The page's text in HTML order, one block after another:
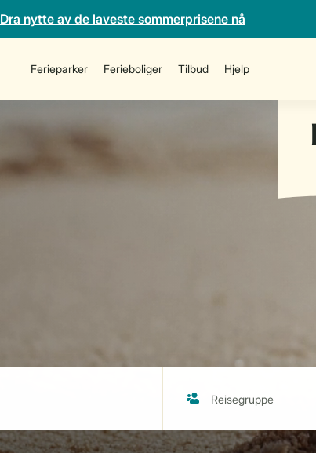
Dra nytte av de laveste sommerprisene nå
Ferieparker Ferieboliger Tilbud Hjelp